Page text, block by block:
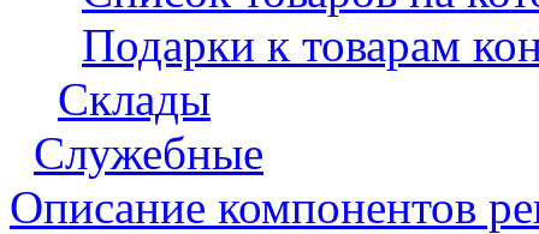
Подарки к товарам
Склады
Служебные
Описание компонентов